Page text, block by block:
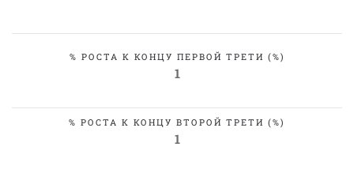
% РОСТА К КОНЦУ ПЕРВОЙ ТРЕТИ (%)
1
% РОСТА К КОНЦУ ВТОРОЙ ТРЕТИ (%)
1